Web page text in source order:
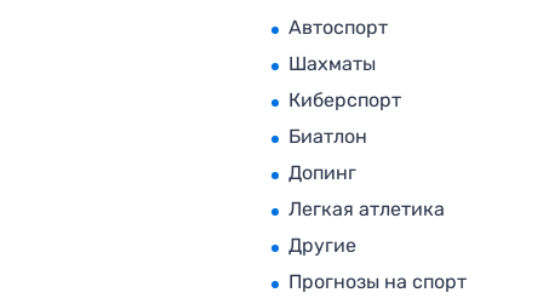
Автоспорт
Шахматы
Киберспорт
Биатлон
Допинг
Легкая атлетика
Другие
Прогнозы на спорт